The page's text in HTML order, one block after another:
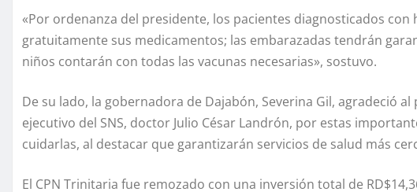
«Por ordenanza del presidente, los pacientes diagnosticados
gratuitamente sus medicamentos; las embarazadas tendrán
niños contarán con todas las vacunas necesarias», sostuvo.
De su lado, la gobernadora de Dajabón, Severina Gil, agradeció
ejecutivo del SNS, doctor Julio César Landrón, por estas
cuidarlas, al destacar que garantizarán servicios de salud más
El CPN Trinitaria fue remozado con una inversión total de